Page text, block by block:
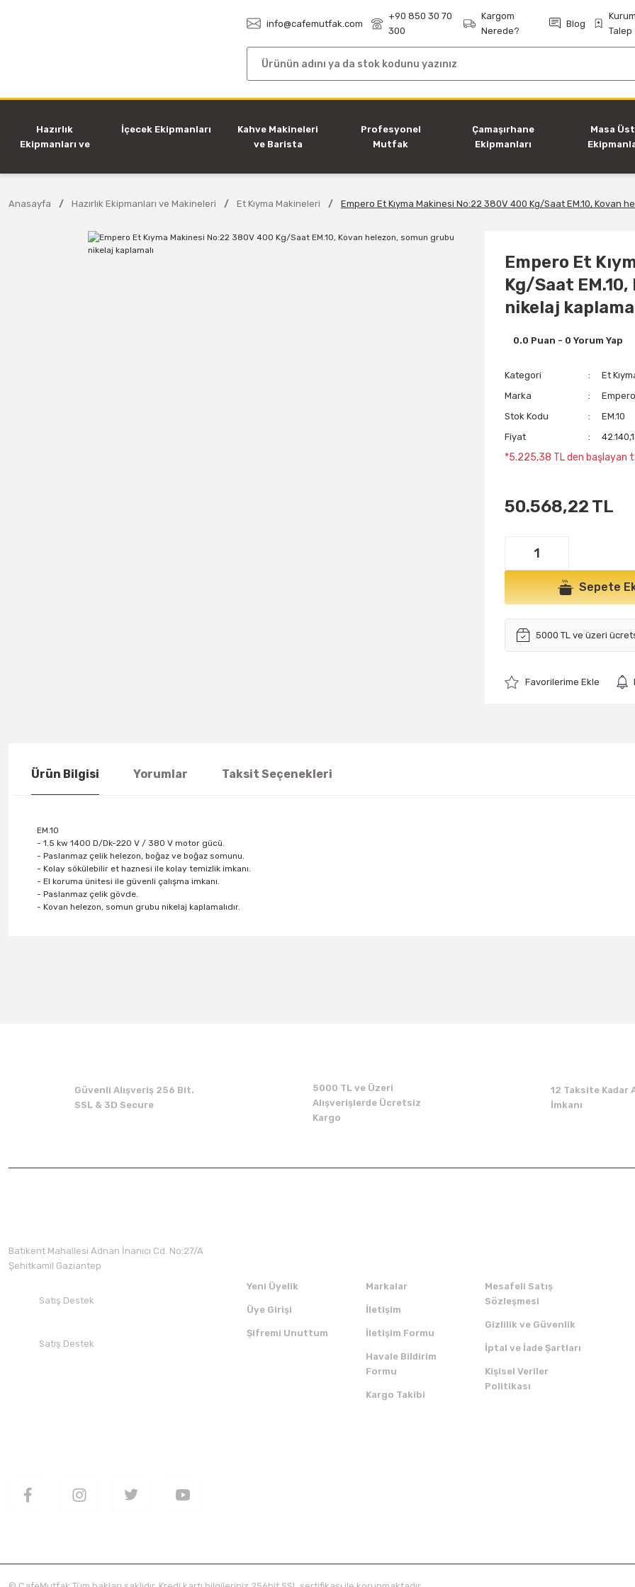
info@cafemutfak.com
+90 850 30 70
300
Kargom
Nerede?
Blog
Talep
Hazırlık
Ekipmanları ve
İçecek Ekipmanları
Kahve Makineleri
ve Barista
Profesyonel
Mutfak
Çamaşırhane
Ekipmanları
Masa
Anasayfa Hazırlık Ekipmanları ve Makineleri Et Kıyma Makineleri Empero Et Kıyma Makinesi No:22 380V 400 Kg/Saat EM.10, Kovan
Empero Et
Kg/Saat
nikelaj
0.0 Puan - 0 Yorum Yap
Kategori
Et
Marka
Empero
Stok Kodu
EM.10
Fiyat
*5.225,38 TL den başlayan
50.568,22 TL
Sepete
5000 TL ve üzeri
Ürün Bilgisi Yorumlar Taksit Seçenekleri
EM.10
- 1.5 kw 1400 D/Dk-220 V / 380 V motor gücü.
- Paslanmaz çelik helezon, boğaz ve boğaz somunu.
- Kolay sökülebilir et haznesi ile kolay temizlik imkanı.
- El koruma ünitesi ile güvenli çalışma imkanı.
- Paslanmaz çelik gövde.
- Kovan helezon, somun grubu nikelaj kaplamalıdır.
Güvenli Alışveriş 256 Bit.
SSL & 3D Secure
5000 TL ve Üzeri
Alışverişlerde Ücretsiz
Kargo
12 Taksite Kadar
İmkanı
Batıkent Mahallesi Adnan İnanıcı Cd. No:27/A
Şehitkamil Gaziantep
Satış Destek
Satış Destek
Yeni Üyelik
Üye Girişi
Şifremi Unuttum
Markalar
İletişim
İletişim Formu
Havale Bildirim
Formu
Kargo Takibi
Mesafeli Satış
Sözleşmesi
Gizlilik ve Güvenlik
İptal ve İade Şartları
Kişisel Veriler
Politikası